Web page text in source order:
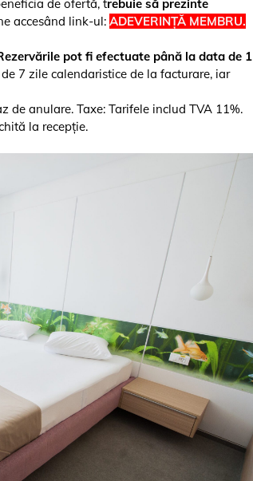
de ofertă, trebuie să prezinte
accesând link-ul: ADEVERINȚĂ MEMBRU.
pot fi efectuate până la data de 1
7 zile calendaristice de la facturare, iar
de anulare. Taxe: Tarifele includ TVA 11%.
la recepție.